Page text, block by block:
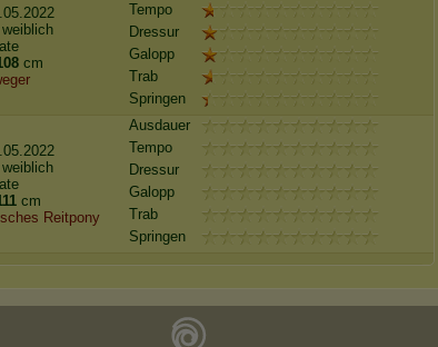
cm
Tempo
Dressur
Galopp
Trab
Springen
cm
Reitpony
Ausdauer
Tempo
Dressur
Galopp
Trab
Springen